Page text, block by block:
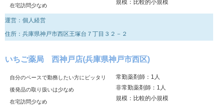
在宅訪問少なめ
規模：比較的小規模
運営：個人経営
住所：兵庫県神戸市西区王塚台７丁目３２－２
いちご薬局 西神戸店(兵庫県神戸市西区)
自分のペースで勤務したい方にピッタリ
後発品の取り扱いは少なめ
在宅訪問少なめ
常勤薬剤師：1人
非常勤薬剤師：1人
規模：比較的小規模